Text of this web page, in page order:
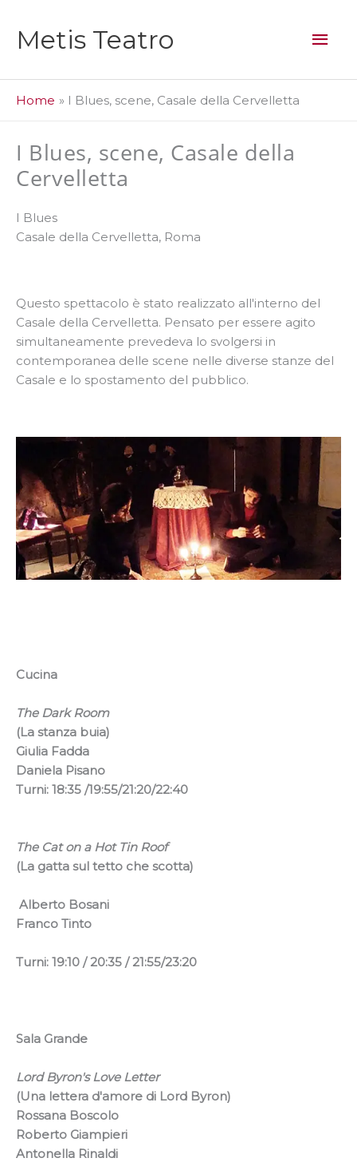
contenuto
Metis Teatro
Home I Blues, scene, Casale della Cervelletta
I Blues, scene, Casale della
Cervelletta
I Blues
Casale della Cervelletta, Roma
Questo spettacolo è stato realizzato all'interno del
Casale della Cervelletta. Pensato per essere agito
simultaneamente prevedeva lo svolgersi in
contemporanea delle scene nelle diverse stanze del
Casale e lo spostamento del pubblico.
Cucina
The Dark Room
(La stanza buia)
Giulia Fadda
Daniela Pisano
Turni: 18:35 /19:55/21:20/22:40
The Cat on a Hot Tin Roof
(La gatta sul tetto che scotta)
Alberto Bosani
Franco Tinto
Turni: 19:10 /20:35 /21:55/23:20
Sala Grande
Lord Byron's Love Letter
(Una lettera d'amore di Lord Byron)
Rossana Boscolo
Roberto Giampieri
Antonella Rinaldi